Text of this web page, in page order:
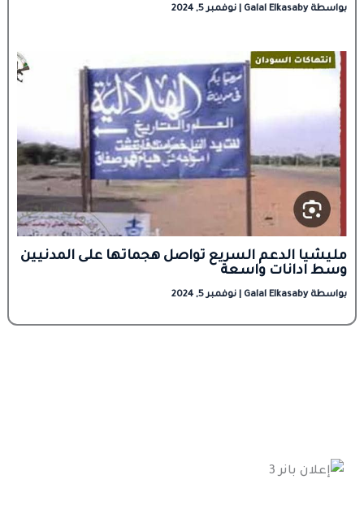
بواسطة Galal Elkasaby نوفمبر 5, 2024
مليشيا الدعم السريع تواصل هجماتها على المدنيين
وسط ادانات واسعة
بواسطة Galal Elkasaby نوفمبر 5, 2024